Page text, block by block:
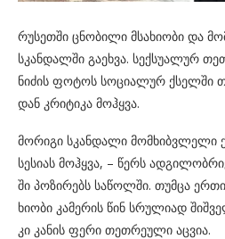
რუ­სეთ­ში ცნო­ბი­ლი მსა­ხი­ო­ბი და
სკან­დალ­ში გა­ეხ­ვა. სექ­სუ­ა­ლურ
ნი­ძის ფო­ტოს სო­ცი­ა­ლურ ქსელ­ში
დან კრი­ტი­კა მოჰ­ყვა.
მო­რი­გი სკან­და­ლი
სე­სი­ას მოჰ­ყვა, – წერს
ში პო­ზი­რებს სა­წოლ­ში. თუმ­ცა
ხი­ო­ბი კა­მე­რის წინ სრუ­ლი­ად
კი კა­ნის ფერი თეთ­რე­უ­ლი აც­ვია.